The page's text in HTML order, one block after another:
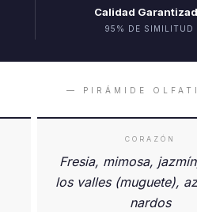
Calidad
95% DE SIMILITUD
— PIRÁMIDE
CORAZÓN
Fresia, mimosa,
los valles (muguete),
nardos